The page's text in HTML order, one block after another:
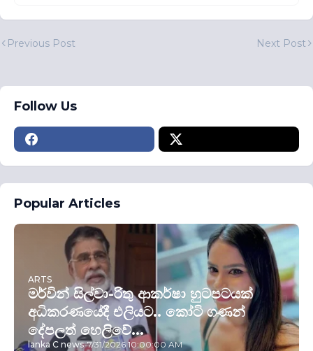
Previous Post Next Post
Follow Us
Popular Articles
ARTS
මර්වින් සිල්වා-රිතු ආකර්ෂා හුටපටයක්
අධිකරණයේදී එලියට.. කෝටි ගණන්
දේපලත් හෙලිවේ...
lanka C news-7/31/2026 10:00:00 AM